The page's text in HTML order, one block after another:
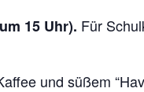
15 Uhr). Für
und süßem